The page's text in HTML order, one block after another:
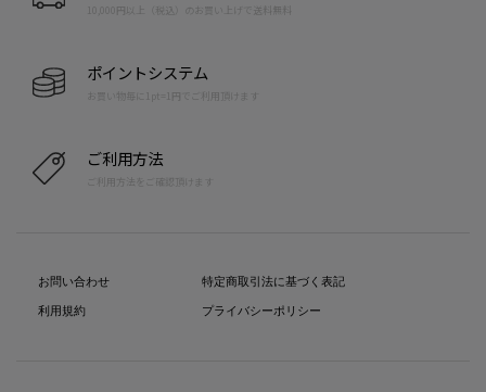
10,000円以上（税込）のお買い上げで送料無料
ポイントシステム
お買い物毎に1pt=1円でご利用頂けます
ご利用方法
ご利用方法をご確認頂けます
お問い合わせ
利用規約
特定商取引法に基づく表記
プライバシーポリシー